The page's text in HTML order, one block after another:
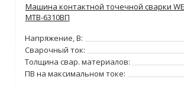
Машина контактной точечной сварки
МТВ-6310ВП
Напряжение, В:
Сварочный ток:
Толщина свар. материалов:
ПВ на максимальном токе: